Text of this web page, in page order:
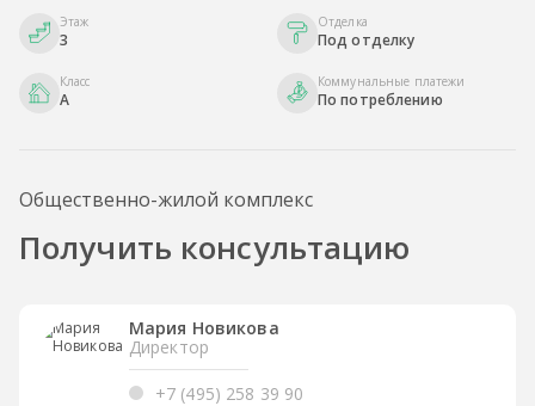
Этаж
3
Отделка
Под отделку
Класс
A
Коммунальные платежи
По потреблению
Общественно-жилой комплекс
Получить консультацию
Мария Новикова
Директор
+7 (495) 258 39 90